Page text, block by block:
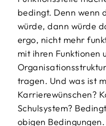
bedingt. Denn wenn
würde, dann würde
ergo, nicht mehr
mit ihren Funktionen
tragen. Und was ist
Karrierewünschen?
Schulsystem?
obigen Bedingungen.